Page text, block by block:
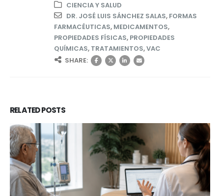
CIENCIA Y SALUD
DR. JOSÉ LUIS SÁNCHEZ SALAS, FORMAS
FARMACÉUTICAS, MEDICAMENTOS,
PROPIEDADES FÍSICAS, PROPIEDADES
QUÍMICAS, TRATAMIENTOS,VAC
SHARE:
RELATEDPOSTS